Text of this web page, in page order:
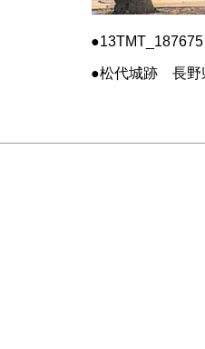
松代城跡 長野